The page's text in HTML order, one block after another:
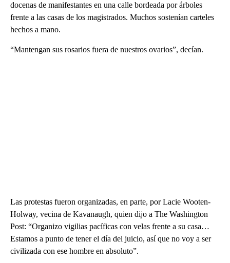
docenas de manifestantes en una calle bordeada por árboles
frente a las casas de los magistrados. Muchos sostenían carteles
hechos a mano.
“Mantengan sus rosarios fuera de nuestros ovarios”, decían.
Las protestas fueron organizadas, en parte, por Lacie Wooten-
Holway, vecina de Kavanaugh, quien dijo a The Washington
Post: “Organizo vigilias pacíficas con velas frente a su casa…
Estamos a punto de tener el día del juicio, así que no voy a ser
civilizada con ese hombre en absoluto”.